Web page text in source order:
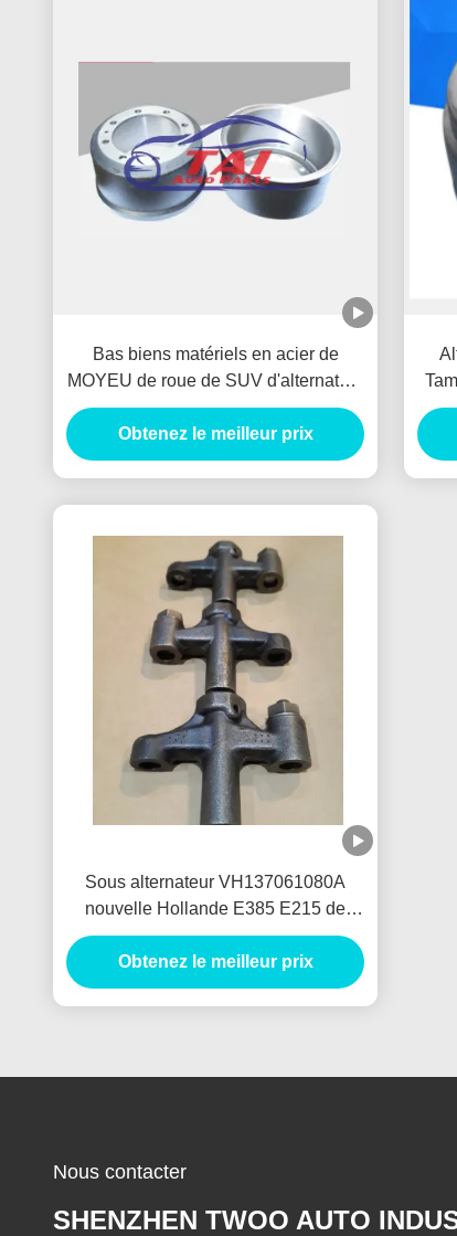
Bas biens matériels en acier de
MOYEU de roue de SUV d'alternateur
de T/MN pour le BENZ/HYUNADI
Obtenez le meilleur prix
de
Sous alternateur VH137061080A
nouvelle Hollande E385 E215 de
générateur de voiture d'Assy de
croisillon pour HINO J05E
Obtenez le meilleur prix
Nous contacter
SHENZHEN TWOO AUTO